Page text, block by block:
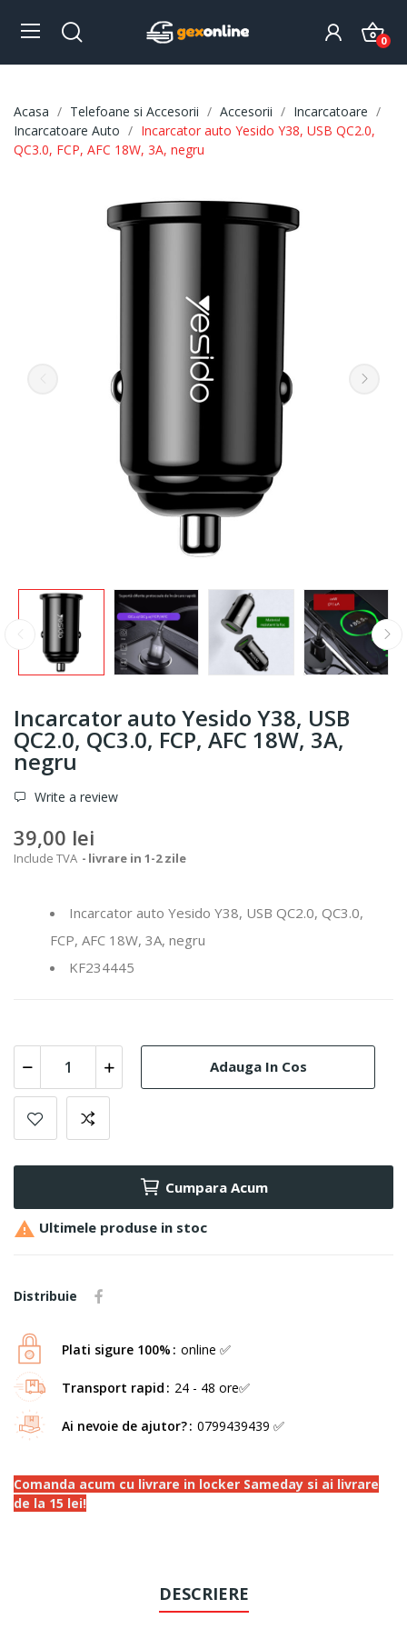
0
Acasa Telefoane si Accesorii Accesorii
Incarcatoare
Incarcatoare Auto
Incarcator auto Yesido Y38, USB QC2.0,
QC3.0, FCP, AFC 18W, 3A, negru
Incarcator auto Yesido Y38, USB
QC2.0, QC3.0, FCP, AFC 18W, 3A,
negru
Write a review
39,00 lei
Include TVA livrare in 1-2 zile
Incarcator auto Yesido Y38, USB QC2.0, QC3.0,
FCP, AFC 18W, 3A, negru
KF234445
Adauga In Cos
Cumpara Acum
 Ultimele produse in stoc
Distribuie
Plati sigure 100% online ✅
Transport rapid 24 - 48 ore✅
Ai nevoie de ajutor? 0799439439 ✅
Comanda acum cu livrare in locker Sameday si ai livrare
de la 15 lei!
DESCRIERE